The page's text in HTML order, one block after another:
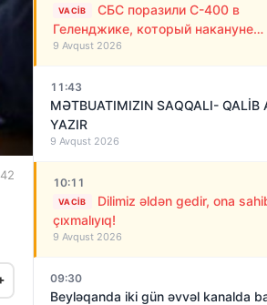
VACIB
СБС поразили С-400 в
Геленджике, который накануне
обстреливал Украину ракетами
9 Avqust 2026
11:43
MƏTBUATIMIZIN SAQQALI- QALİB
YAZIR
9 Avqust 2026
10:11
VACIB
Dilimiz əldən gedir, ona
çıxmalıyıq!
9 Avqust 2026
09:30
Beyləqanda iki gün əvvəl kanalda